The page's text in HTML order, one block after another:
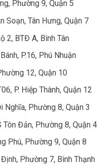
Phường 9, Quận 5
Soạn, Tân Hưng, Quận 7
2, BTĐ A, Bình Tân
P.16, Phú Nhuận
12, Quận 10
P. Hiệp Thành, Quận 12
Nghĩa, Phường 8, Quận 3
Đản, Phường 8, Quận 4
Phú, Phường 9, Quận 8
Phường 7, Bình Thạnh